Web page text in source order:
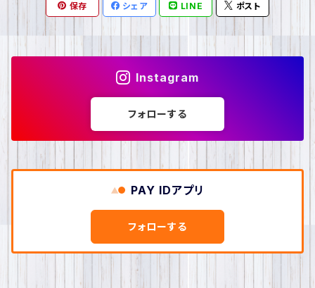
SPES1997
marimekko
THE NORTH FACE
イヤリング
リング
ヘアアクセ
ブレス・バングル
レディース帽子
メンズ帽子
ストール・マフラー
手袋
トートバッグ
財布・カードケース
キーホルダー・キーケース
保存 シェア LINE ポスト
Instagram
フォローする
PAY IDアプリ
フォローする